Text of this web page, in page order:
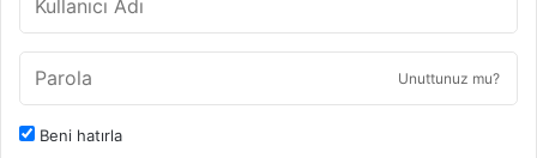
Unuttunuz mu?
Beni hatırla